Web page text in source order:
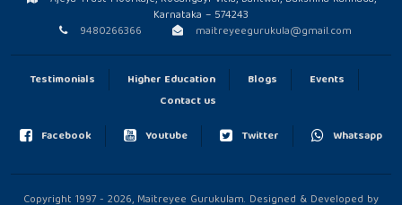
Ajeya Trust Moorkaje, Kodangayi Vitla, Bantwal, Dakshina Kannada,
9480266366
maitreyeegurukula@gmail.com
Higher Education
Contact us